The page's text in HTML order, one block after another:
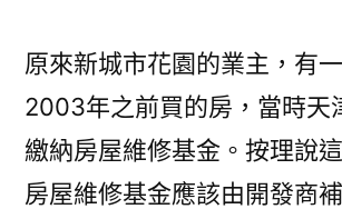
原來新城市花園的業主，有
2003年之前買的房，當時天
繳納房屋維修基金。按理說
房屋維修基金應該由開發商